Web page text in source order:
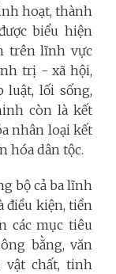
hoạt, thành
biểu hiện
trên lĩnh vực
trị - xã hội,
luật, lối sống,
còn là kết
nhân loại kết
hóa dân tộc.
bộ cả ba lĩnh
điều kiện, tiền
các mục tiêu
bằng, văn
vật chất, tinh